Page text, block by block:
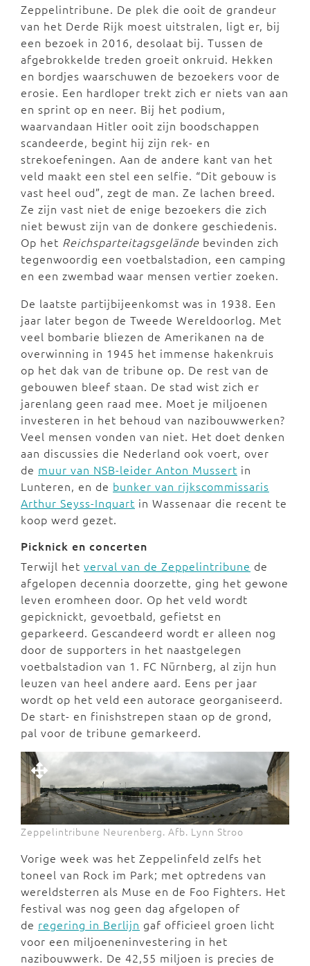
Zeppelintribune. De plek die ooit de grandeur
van het Derde Rijk moest uitstralen, ligt er, bij
een bezoek in 2016, desolaat bij. Tussen de
afgebrokkelde treden groeit onkruid. Hekken
en bordjes waarschuwen de bezoekers voor de
erosie. Een hardloper trekt zich er niets van aan
en sprint op en neer. Bij het podium,
waarvandaan Hitler ooit zijn boodschappen
scandeerde, begint hij zijn rek- en
strekoefeningen. Aan de andere kant van het
veld maakt een stel een selfie. “Dit gebouw is
vast heel oud”, zegt de man. Ze lachen breed.
Ze zijn vast niet de enige bezoekers die zich
niet bewust zijn van de donkere geschiedenis.
Op het Reichsparteitagsgelände bevinden zich
tegenwoordig een voetbalstadion, een camping
en een zwembad waar mensen vertier zoeken.
De laatste partijbijeenkomst was in 1938. Een
jaar later begon de Tweede Wereldoorlog. Met
veel bombarie bliezen de Amerikanen na de
overwinning in 1945 het immense hakenkruis
op het dak van de tribune op. De rest van de
gebouwen bleef staan. De stad wist zich er
jarenlang geen raad mee. Moet je miljoenen
investeren in het behoud van nazibouwwerken?
Veel mensen vonden van niet. Het doet denken
aan discussies die Nederland ook voert, over
de muur van NSB-leider Anton Mussert in
Lunteren, en de bunker van rijkscommissaris
Arthur Seyss-Inquart in Wassenaar die recent te
koop werd gezet.
Picknick en concerten
Terwijl het verval van de Zeppelintribune de
afgelopen decennia doorzette, ging het gewone
leven eromheen door. Op het veld wordt
gepicknickt, gevoetbald, gefietst en
geparkeerd. Gescandeerd wordt er alleen nog
door de supporters in het naastgelegen
voetbalstadion van 1. FC Nürnberg, al zijn hun
leuzen van heel andere aard. Eens per jaar
wordt op het veld een autorace georganiseerd.
De start- en finishstrepen staan op de grond,
pal voor de tribune gemarkeerd.
Zeppelintribune Neurenberg. Afb. Lynn Stroo
Vorige week was het Zeppelinfeld zelfs het
toneel van Rock im Park; met optredens van
wereldsterren als Muse en de Foo Fighters. Het
festival was nog geen dag afgelopen of
de regering in Berlijn gaf officieel groen licht
voor een miljoeneninvestering in het
nazibouwwerk. De 42,55 miljoen is precies de